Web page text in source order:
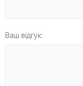
Ваш відгук: